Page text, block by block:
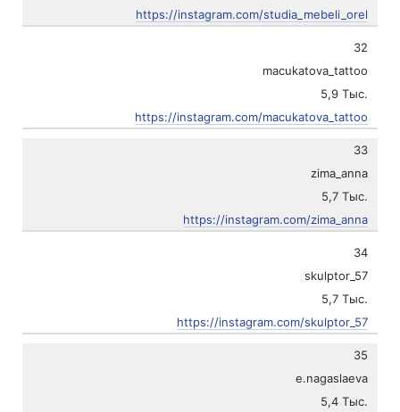
https://instagram.com/studia_mebeli_orel
32
macukatova_tattoo
5,9 Тыс.
https://instagram.com/macukatova_tattoo
33
zima_anna
5,7 Тыс.
https://instagram.com/zima_anna
34
skulptor_57
5,7 Тыс.
https://instagram.com/skulptor_57
35
e.nagaslaeva
5,4 Тыс.